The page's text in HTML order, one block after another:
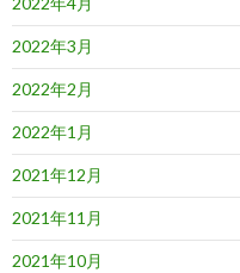
2022年3月
2022年2月
2022年1月
2021年12月
2021年11月
2021年10月